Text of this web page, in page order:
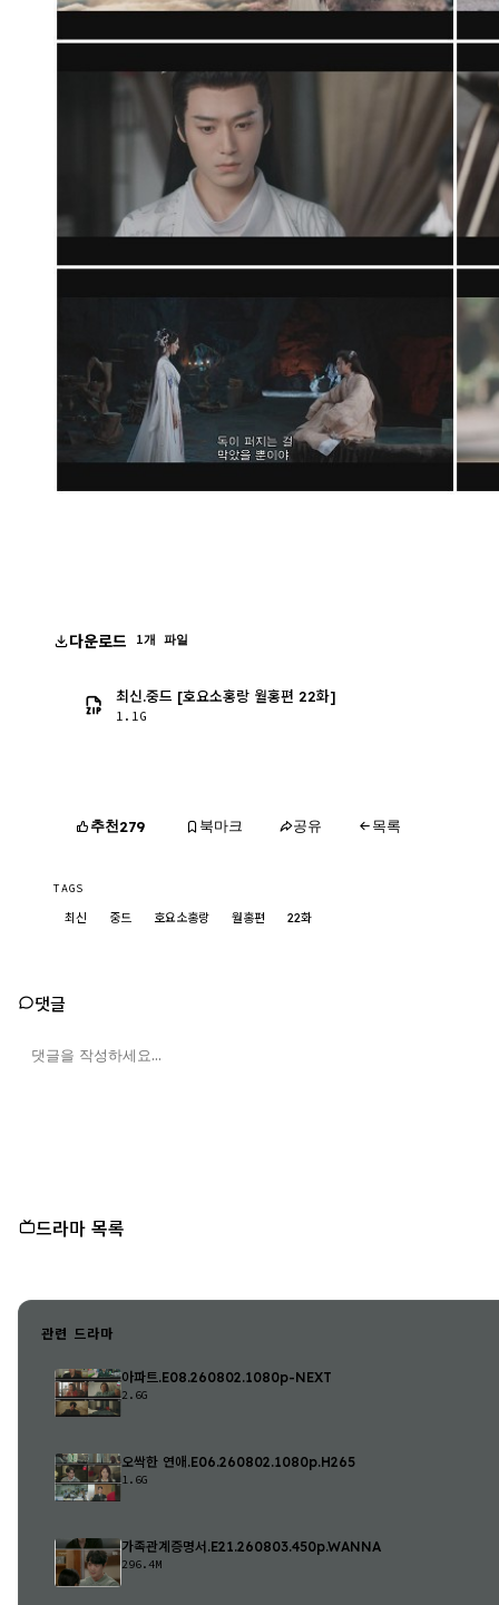
다운로드 1개 파일
최신.중드 [호요소홍랑 월홍편 22화]
1.1G
추천279 북마크 공유 목록
TAGS
최신 중드 호요소홍랑 월홍편 22화
댓글
드라마 목록
관련 드라마
아파트.E08.260802.1080p-NEXT
2.6G
오싹한 연애.E06.260802.1080p.H265
1.6G
가족관계증명서.E21.260803.450p.WANNA
296.4M